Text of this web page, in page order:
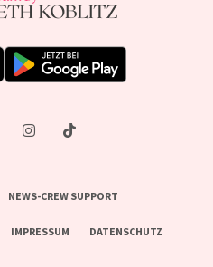
NEWS-CREW SUPPORT
IMPRESSUM DATENSCHUTZ